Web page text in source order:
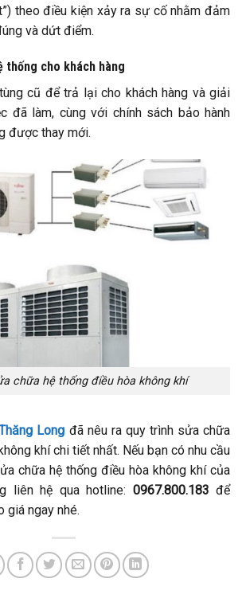
theo điều kiện xảy ra sự cố nhằm đảm
và dứt điểm.
thống cho khách hàng
cũ để trả lại cho khách hàng và giải
đã làm, cùng với chính sách bảo hành
được thay mới.
chữa hệ thống điều hòa không khí
Long đã nêu ra quy trình sửa chữa
khí chi tiết nhất. Nếu bạn có nhu cầu
chữa hệ thống điều hòa không khí của
liên hệ qua hotline: 0967.800.183để
giá ngay nhé.